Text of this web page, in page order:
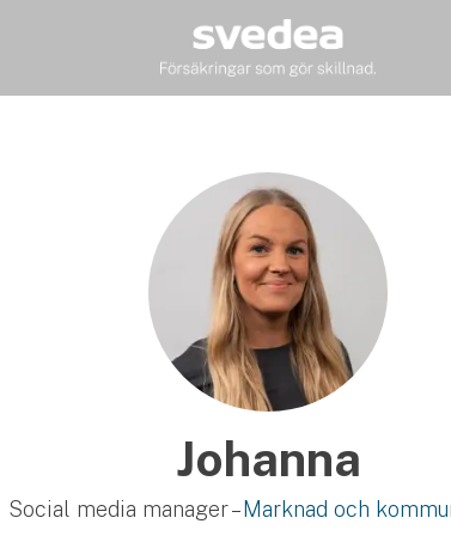
Johanna
Social media manager – Marknad och